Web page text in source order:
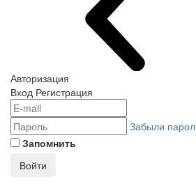
Авторизация
Вход Регистрация
Забыли
Запомнить
Войти